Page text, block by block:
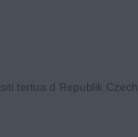
tertua d Republik Czech,